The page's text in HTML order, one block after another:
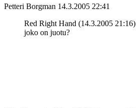
Petteri Borgman 14.3.2005 22:41
Red Right Hand (14.3.2005 21:16)
joko on juotu?